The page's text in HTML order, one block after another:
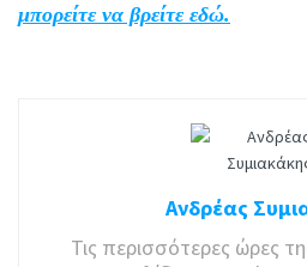
μπορείτε να βρείτε εδώ.
Ανδρέας
Τις περισσότερες ώρες